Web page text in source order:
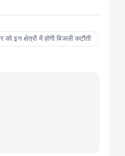
को इन क्षेत्रों में होगी बिजली कटौती